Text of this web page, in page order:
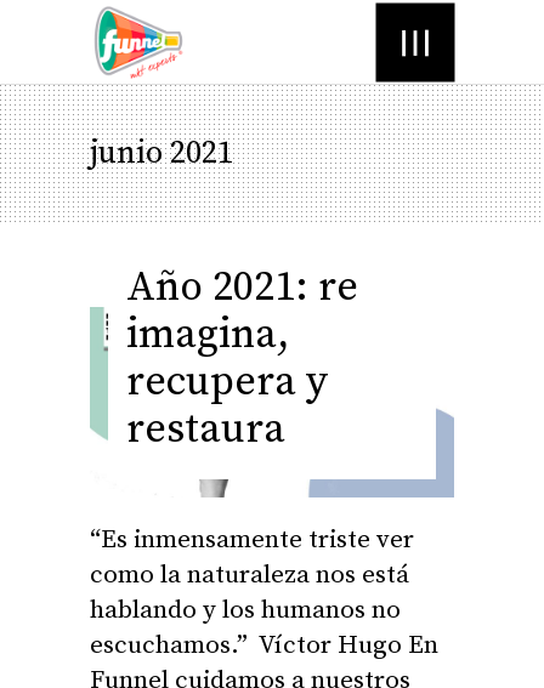
junio 2021
Año 2021: re
imagina,
recupera y
restaura
“Es inmensamente triste ver
como la naturaleza nos está
hablando y los humanos no
escuchamos.” Víctor Hugo En
Funnel cuidamos a nuestros